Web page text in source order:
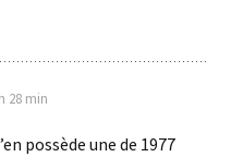
28 min
possède une de 1977